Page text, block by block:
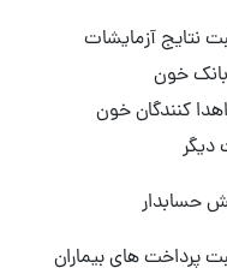
نتایج آزمایشات
خون
کنندگان خون
دیگر
حسابدار
پرداخت های بیماران